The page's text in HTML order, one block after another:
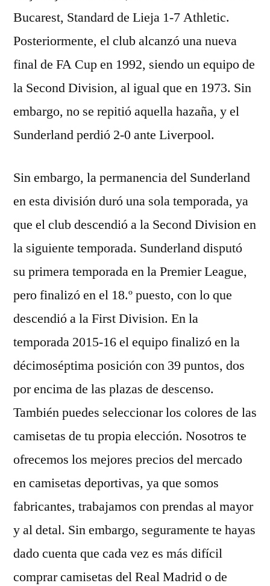
Bucarest, Standard de Lieja 1-7 Athletic.
Posteriormente, el club alcanzó una nueva
final de FA Cup en 1992, siendo un equipo de
la Second Division, al igual que en 1973. Sin
embargo, no se repitió aquella hazaña, y el
Sunderland perdió 2-0 ante Liverpool.
Sin embargo, la permanencia del Sunderland
en esta división duró una sola temporada, ya
que el club descendió a la Second Division en
la siguiente temporada. Sunderland disputó
su primera temporada en la Premier League,
pero finalizó en el 18.º puesto, con lo que
descendió a la First Division. En la
temporada 2015-16 el equipo finalizó en la
décimoséptima posición con 39 puntos, dos
por encima de las plazas de descenso.
También puedes seleccionar los colores de las
camisetas de tu propia elección. Nosotros te
ofrecemos los mejores precios del mercado
en camisetas deportivas, ya que somos
fabricantes, trabajamos con prendas al mayor
y al detal. Sin embargo, seguramente te hayas
dado cuenta que cada vez es más difícil
comprar camisetas del Real Madrid o de